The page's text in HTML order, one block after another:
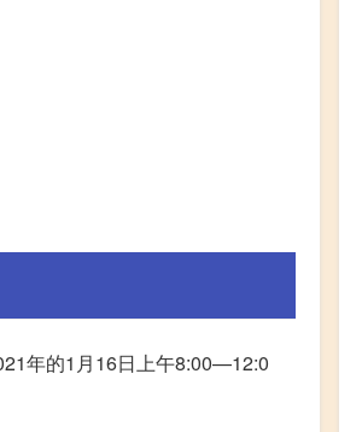
年的1月16日上午8:00—12:0